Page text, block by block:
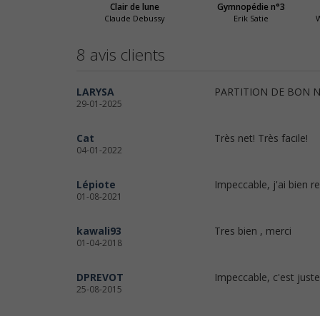
Clair de lune
Claude Debussy
Gymnopédie n°3
Erik Satie
8 avis clients
LARYSA
29-01-2025
PARTITION DE BON
Cat
04-01-2022
Très net! Très facile!
Lépiote
01-08-2021
Impeccable, j'ai bien
kawali93
01-04-2018
Tres bien , merci
DPREVOT
25-08-2015
Impeccable, c'est